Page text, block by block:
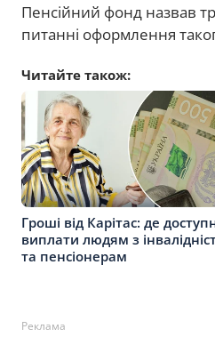
Пенсійний фонд назвав
питанні оформлення
Читайте також:
Гроші від Карітас: де
виплати людям з
та пенсіонерам
Реклама